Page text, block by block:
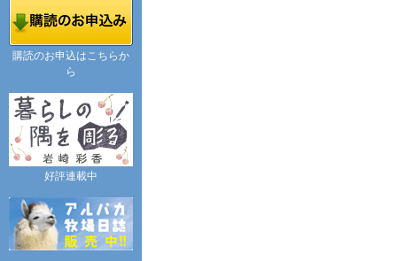
購読のお申込はこちらか
ら
好評連載中